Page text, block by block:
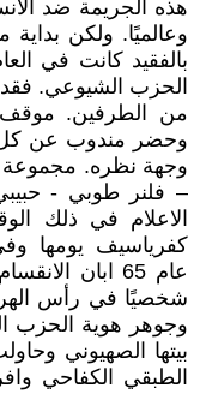
هذه الجريمة ضد
وعالميًا. ولكن بداية
الحزب الشيوعي.
من الطرفين.
وحضر مندوب عن
وجهة نظره.
– فلنر طوبي -
الاعلام في ذلك
كفرياسيف يومها
عام 65 ابان
شخصيًا في رأس
وجوهر هوية الحزب
بيتها الصهيوني
الطبقي الكفاحي